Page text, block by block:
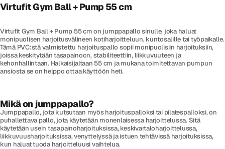
Virtufit Gym Ball + Pump 55 cm
Virtufit Gym Ball + Pump 55 cm on jumppapallo sinulle, joka haluat
monipuolisen harjoitusvälineen kotiharjoitteluun, kuntosalille tai työpaikalle.
Tämä PVC:stä valmistettu harjoituspallo sopii monipuolisiin harjoituksiin,
joissa keskitytään tasapainoon, stabiliteettiin, liikkuvuuteen ja
kehonhallintaan. Halkaisijaltaan 55 cm ja mukana toimitettavan pumpun
ansiosta se on helppo ottaa käyttöön heti.
Mikä on jumppapallo?
Jumppapallo, jota kutsutaan myös harjoituspalloksi tai pilatespalloksi, on
puhallettava pallo, jota käytetään monenlaisessa harjoittelussa. Sitä
käytetään usein tasapainoharjoituksissa, keskivartaloharjoittelussa,
liikkuvuusharjoituksissa, venyttelyssä ja istuen tehtävissä harjoituksissa,
kun haluat tuoda harjoitteluusi vaihtelua.